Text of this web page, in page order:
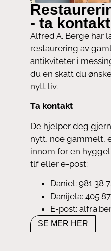
- ta kontakt
Alfred A. Berge har
restaurering av
antikviteter i
du en skatt du
nytt liv.
Ta kontakt
De hjelper deg
nytt, noe gammelt,
innom for en
tlf eller e-post:
Daniel: 981 38
Danijela: 405
E-post:
SE MER HER